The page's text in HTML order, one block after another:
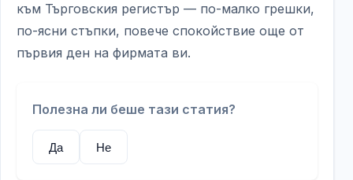
към Търговския регистър — по-малко грешки,
по-ясни стъпки, повече спокойствие още от
първия ден на фирмата ви.
Полезна ли беше тази статия?
Да Не